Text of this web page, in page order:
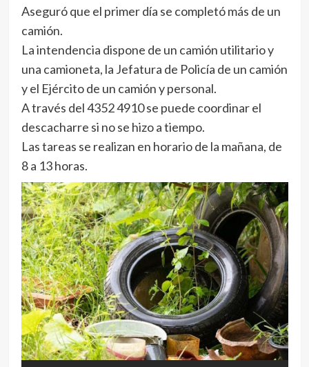
Aseguró que el primer día se completó más de un
camión.
La intendencia dispone de un camión utilitario y
una camioneta, la Jefatura de Policía de un camión
y el Ejército de un camión y personal.
A través del 4352 4910 se puede coordinar el
descacharre si no se hizo a tiempo.
Las tareas se realizan en horario de la mañana, de
8 a 13 horas.